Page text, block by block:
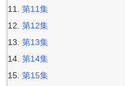
第11集
第12集
第13集
第14集
第15集